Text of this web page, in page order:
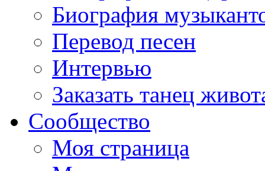
Биография
Перевод песен
Интервью
Заказать танец
Сообщество
Моя страница